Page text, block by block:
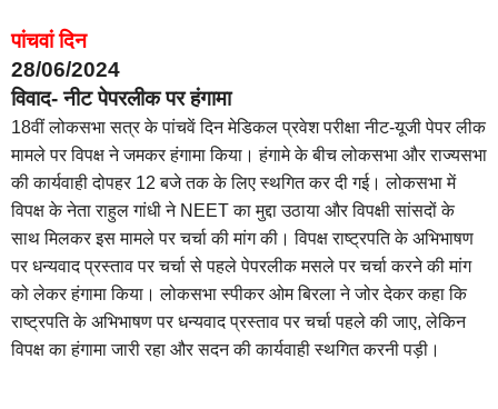
पांचवां दिन
28/06/2024
विवाद- नीट पेपरलीक पर हंगामा
18वीं लोकसभा सत्र के पांचवें दिन मेडिकल प्रवेश परीक्षा नीट-यूजी पेपर लीक
मामले पर विपक्ष ने जमकर हंगामा किया। हंगामे के बीच लोकसभा और राज्यसभा
की कार्यवाही दोपहर 12 बजे तक के लिए स्थगित कर दी गई। लोकसभा में
विपक्ष के नेता राहुल गांधी ने NEET का मुद्दा उठाया और विपक्षी सांसदों के
साथ मिलकर इस मामले पर चर्चा की मांग की। विपक्ष राष्ट्रपति के अभिभाषण
पर धन्यवाद प्रस्ताव पर चर्चा से पहले पेपरलीक मसले पर चर्चा करने की मांग
को लेकर हंगामा किया। लोकसभा स्पीकर ओम बिरला ने जोर देकर कहा कि
राष्ट्रपति के अभिभाषण पर धन्यवाद प्रस्ताव पर चर्चा पहले की जाए, लेकिन
विपक्ष का हंगामा जारी रहा और सदन की कार्यवाही स्थगित करनी पड़ी।